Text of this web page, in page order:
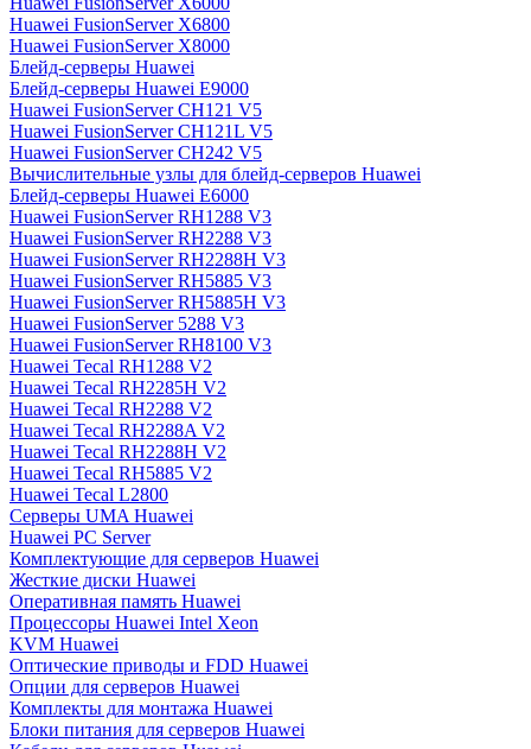
Huawei FusionServer X6800
Huawei FusionServer X8000
Блейд-серверы Huawei
Блейд-серверы Huawei E9000
Huawei FusionServer CH121 V5
Huawei FusionServer CH121L V5
Huawei FusionServer CH242 V5
Вычислительные узлы для блейд-серверов Huawei
Блейд-серверы Huawei E6000
Huawei FusionServer RH1288 V3
Huawei FusionServer RH2288 V3
Huawei FusionServer RH2288H V3
Huawei FusionServer RH5885 V3
Huawei FusionServer RH5885H V3
Huawei FusionServer 5288 V3
Huawei FusionServer RH8100 V3
Huawei Tecal RH1288 V2
Huawei Tecal RH2285H V2
Huawei Tecal RH2288 V2
Huawei Tecal RH2288A V2
Huawei Tecal RH2288H V2
Huawei Tecal RH5885 V2
Huawei Tecal L2800
Серверы UMA Huawei
Huawei PC Server
Комплектующие для серверов Huawei
Жесткие диски Huawei
Оперативная память Huawei
Процессоры Huawei Intel Xeon
KVM Huawei
Оптические приводы и FDD Huawei
Опции для серверов Huawei
Комплекты для монтажа Huawei
Блоки питания для серверов Huawei